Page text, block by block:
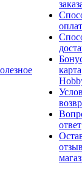
карта
ответ